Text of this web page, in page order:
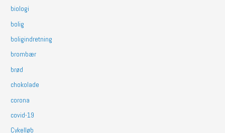
biologi
bolig
boligindretning
brombær
brød
chokolade
corona
covid-19
Cykelløb